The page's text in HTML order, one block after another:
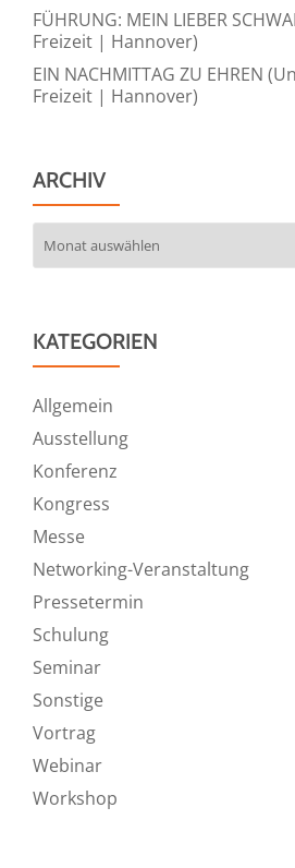
FÜHRUNG: MEIN LIEBER
Freizeit | Hannover)
EIN NACHMITTAG ZU EHREN
Freizeit | Hannover)
ARCHIV
KATEGORIEN
Allgemein
Ausstellung
Konferenz
Kongress
Messe
Networking-Veranstaltung
Pressetermin
Schulung
Seminar
Sonstige
Vortrag
Webinar
Workshop